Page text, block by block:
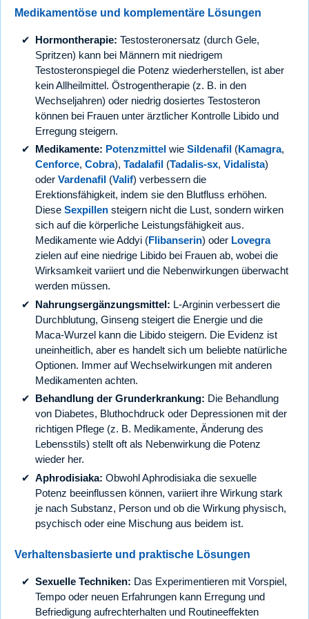
Medikamentöse und komplementäre Lösungen
Hormontherapie: Testosteronersatz (durch Gele,
Spritzen) kann bei Männern mit niedrigem
Testosteronspiegel die Potenz wiederherstellen, ist aber
kein Allheilmittel. Östrogentherapie (z. B. in den
Wechseljahren) oder niedrig dosiertes Testosteron
können bei Frauen unter ärztlicher Kontrolle Libido und
Erregung steigern.
Medikamente: Potenzmittel wie Sildenafil (Kamagra,
Cenforce, Cobra), Tadalafil (Tadalis-sx, Vidalista)
oder Vardenafil (Valif) verbessern die
Erektionsfähigkeit, indem sie den Blutfluss erhöhen.
Diese Sexpillen steigern nicht die Lust, sondern wirken
sich auf die körperliche Leistungsfähigkeit aus.
Medikamente wie Addyi (Flibanserin) oder Lovegra
zielen auf eine niedrige Libido bei Frauen ab, wobei die
Wirksamkeit variiert und die Nebenwirkungen überwacht
werden müssen.
Nahrungsergänzungsmittel: L-Arginin verbessert die
Durchblutung, Ginseng steigert die Energie und die
Maca-Wurzel kann die Libido steigern. Die Evidenz ist
uneinheitlich, aber es handelt sich um beliebte natürliche
Optionen. Immer auf Wechselwirkungen mit anderen
Medikamenten achten.
Behandlung der Grunderkrankung: Die Behandlung
von Diabetes, Bluthochdruck oder Depressionen mit der
richtigen Pflege (z. B. Medikamente, Änderung des
Lebensstils) stellt oft als Nebenwirkung die Potenz
wieder her.
Aphrodisiaka: Obwohl Aphrodisiaka die sexuelle
Potenz beeinflussen können, variiert ihre Wirkung stark
je nach Substanz, Person und ob die Wirkung physisch,
psychisch oder eine Mischung aus beidem ist.
Verhaltensbasierte und praktische Lösungen
Sexuelle Techniken: Das Experimentieren mit Vorspiel,
Tempo oder neuen Erfahrungen kann Erregung und
Befriedigung aufrechterhalten und Routineeffekten